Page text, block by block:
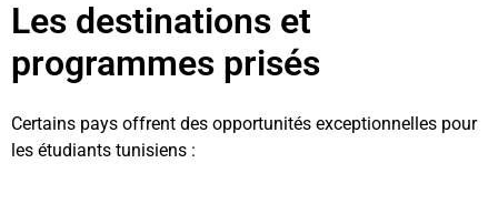
Les destinations et
programmes prisés
Certains pays offrent des opportunités exceptionnelles pour
les étudiants tunisiens :